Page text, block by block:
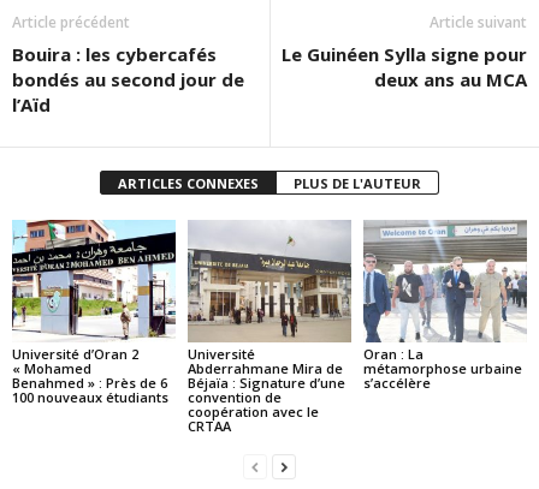
Article précédent
Bouira : les cybercafés
bondés au second jour de
l’Aïd
Article suivant
Le Guinéen Sylla signe pour
deux ans au MCA
ARTICLES CONNEXES PLUS DE L'AUTEUR
Université d’Oran 2
« Mohamed
Benahmed » : Près de 6
100 nouveaux étudiants
Université
Abderrahmane Mira de
Béjaïa : Signature d’une
convention de
coopération avec le
CRTAA
Oran : La
métamorphose urbaine
s’accélère